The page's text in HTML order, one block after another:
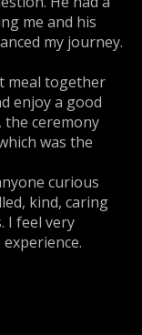
me and his
my journey.
meal together
enjoy a good
the ceremony
was the
curious
kind, caring
I feel very